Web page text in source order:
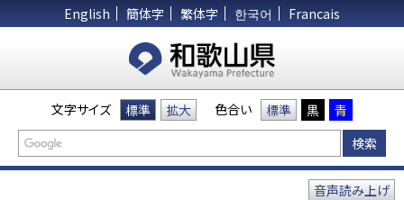
English 簡体字 繁体字 한국어 Francais
文字サイズ 標準 拡大 色合い 標準 黒 青
音声読み上げ